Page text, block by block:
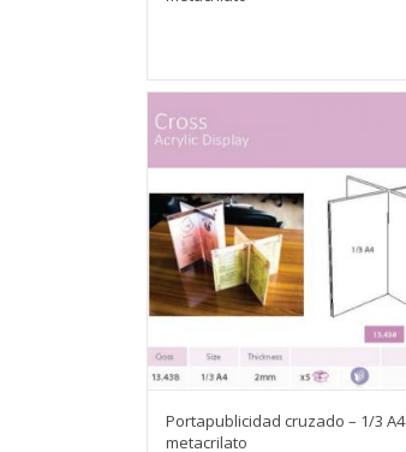
Portapublicidad cruzado – 1/3 A4
metacrilato